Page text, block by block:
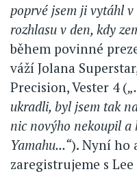
poprvé jsem ji vytáhl
rozhlasu v den, kdy
během povinné
váží Jolana
Precision, Vester 4 (
ukradli, byl jsem tak
nic novýho nekoupil a
Yamahu...“). Nyní ho
zaregistrujeme s